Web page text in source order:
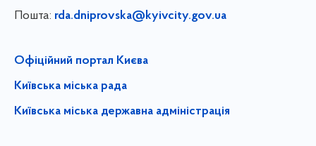
Пошта: rda.dniprovska@kyivcity.gov.ua
Офіційний портал Києва
Київська міська рада
Київська міська державна адміністрація